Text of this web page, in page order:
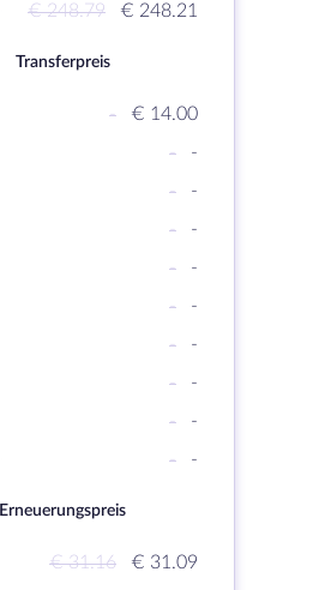
€ 248.79 € 248.21
Transferpreis
-
€ 14.00
-
-
-
-
-
-
-
-
-
-
-
-
-
-
-
-
- -
Erneuerungspreis
€ 31.16
€ 31.09